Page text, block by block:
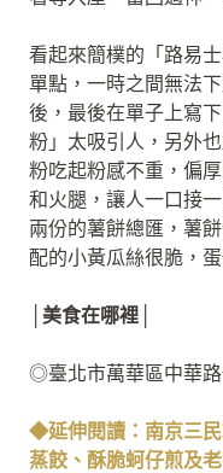
看起來簡樸的「路易
單點，一時之間無法
後，最後在單子上寫
粉」太吸引人，另外
粉吃起粉感不重，偏
和火腿，讓人一口接
兩份的薯餅總匯，薯
配的小黃瓜絲很脆，
│美食在哪裡│
◎臺北市萬華區中華路
◆延伸閱讀：南京三
蒸餃、酥脆蚵仔煎及